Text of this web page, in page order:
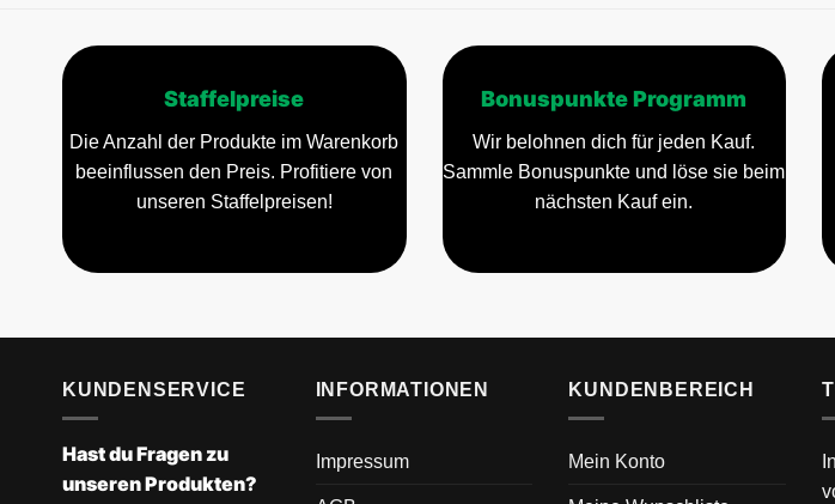
Staffelpreise
Die Anzahl der Produkte im Warenkorb
beeinflussen den Preis. Profitiere von
unseren Staffelpreisen!
Bonuspunkte Programm
Wir belohnen dich für jeden Kauf.
Sammle Bonuspunkte und löse sie beim
nächsten Kauf ein.
KUNDENSERVICE
Hast du Fragen zu
unseren Produkten?
INFORMATIONEN
Impressum
KUNDENBEREICH
Mein Konto